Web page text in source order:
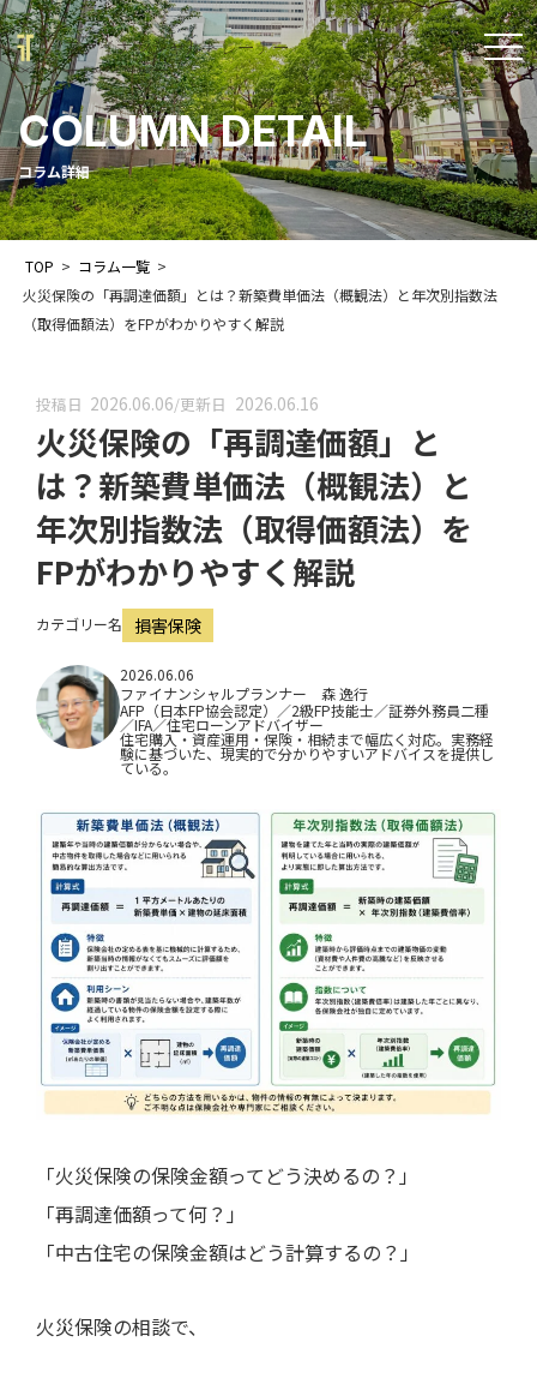
t
o
g
g
l
e
n
COLUMN DETAIL
コラム詳細
TOP > コラム一覧 >
火災保険の「再調達価額」とは？新築費単価法（概観法）と年次別指数法
（取得価額法）をFPがわかりやすく解説
投稿日 2026.06.06/更新日 2026.06.16
火災保険の「再調達価額」と
は？新築費単価法（概観法）と
年次別指数法（取得価額法）を
FPがわかりやすく解説
カテゴリー名 損害保険
2026.06.06
ファイナンシャルプランナー 森 逸行
AFP（日本FP協会認定）／2級FP技能士／証券外務員二種
／IFA／住宅ローンアドバイザー
住宅購入・資産運用・保険・相続まで幅広く対応。実務経
験に基づいた、現実的で分かりやすいアドバイスを提供し
ている。
「火災保険の保険金額ってどう決めるの？」
「再調達価額って何？」
「中古住宅の保険金額はどう計算するの？」
火災保険の相談で、